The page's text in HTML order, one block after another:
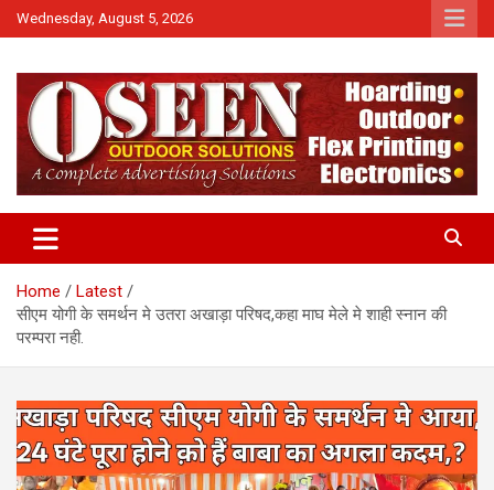
Skip
to
Wednesday, August 5, 2026
QTv India
Home
Latest
सीएम योगी के समर्थन मे उतरा अखाड़ा परिषद,कहा माघ मेले मे शाही स्नान की
परम्परा नही.